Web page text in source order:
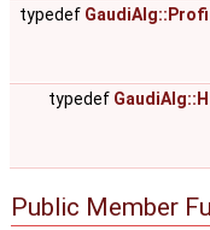
typedef
typedef
Public Member